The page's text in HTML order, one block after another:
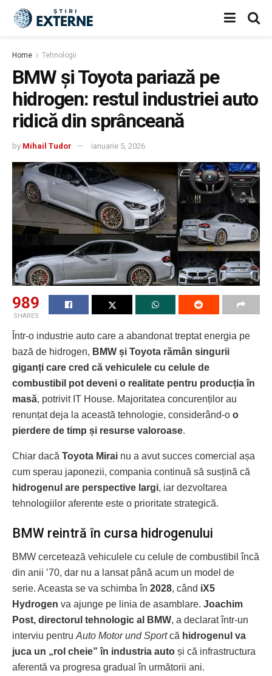
Home Tehnologii
BMW și Toyota pariază pe
hidrogen: restul industriei auto
ridică din sprânceană
by Mihail Tudor ianuarie 5, 2026
989
SHARES
Într-o industrie auto care a abandonat treptat energia pe
bază de hidrogen, BMW și Toyota rămân singurii
giganți care cred că vehiculele cu celule de
combustibil pot deveni o realitate pentru producția în
masă, potrivit IT House. Majoritatea concurenților au
renunțat deja la această tehnologie, considerând-o o
pierdere de timp și resurse valoroase.
Chiar dacă Toyota Mirai nu a avut succes comercial așa
cum sperau japonezii, compania continuă să susțină că
hidrogenul are perspective largi, iar dezvoltarea
tehnologiilor aferente este o prioritate strategică.
BMW reintră în cursa hidrogenului
BMW cercetează vehiculele cu celule de combustibil încă
din anii ’70, dar nu a lansat până acum un model de
serie. Aceasta se va schimba în 2028, când iX5
Hydrogen va ajunge pe linia de asamblare. Joachim
Post, directorul tehnologic al BMW, a declarat într-un
interviu pentru Auto Motor und Sportcă hidrogenul va
juca un „rol cheie” în industria auto și că infrastructura
aferentă va progresa gradual în următorii ani.